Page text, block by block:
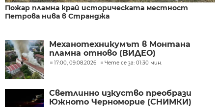
Пожар пламна край историческата местност
Петрова нива в Странджа
Механотехникумът в Монтана
пламна отново (ВИДЕО)
17:00, 09.08.2026 Чете се за: 01:30 мин.
Светлинно изкуство преобрази
Южното Черноморие (СНИМКИ)